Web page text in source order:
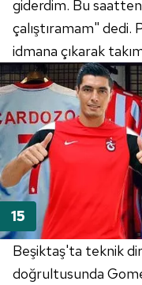
giderdim. Bu
çalıştıramam" dedi.
idmana çıkarak
Beşiktaş'ta teknik
doğrultusunda